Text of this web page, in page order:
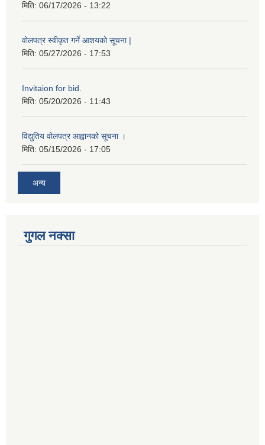
मिति: 06/17/2026 - 13:22
वोलपत्र स्वीकृत गर्ने आशयको सूचना |
मिति: 05/27/2026 - 17:53
Invitaion for bid.
मिति: 05/20/2026 - 11:43
विद्युतिय वोलपत्र आह्वानको सूचना ।
मिति: 05/15/2026 - 17:05
अन्य
गुगल नक्सा